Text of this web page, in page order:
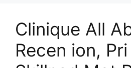
Clinique All
Recen ion,